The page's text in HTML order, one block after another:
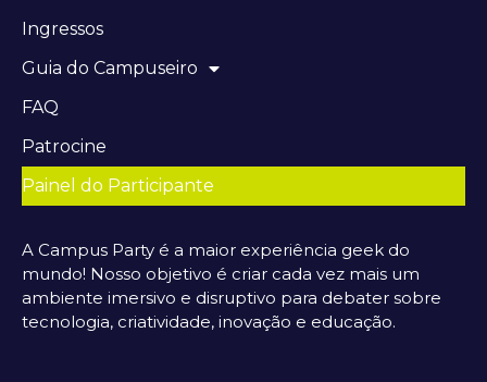
Ingressos
Guia do Campuseiro
FAQ
Patrocine
Painel do Participante
A Campus Party é a maior experiência geek do
mundo! Nosso objetivo é criar cada vez mais um
ambiente imersivo e disruptivo para debater sobre
tecnologia, criatividade, inovação e educação.